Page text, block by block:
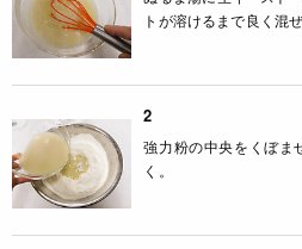
トが溶けるまで良く混ぜ
2
強力粉の中央をくぼま
く。